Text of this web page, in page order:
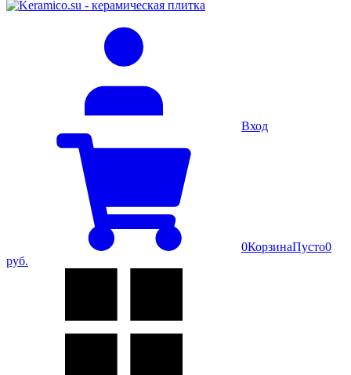
Вход
0КорзинаПусто0
руб.